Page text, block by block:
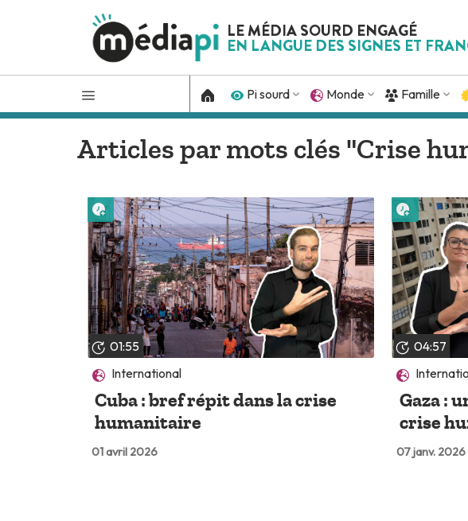
LE MÉDIA SOURD ENGAGÉ
EN LANGUE DES SIGNES ET
Pi sourd Monde Famille
Articles par mots clés "Crise
01:55
International
Cuba : bref répit dans la crise
humanitaire
01 avril 2026
Lire plus tard
04:57
Gaza :
crise
07 janv. 2026
Lire plus